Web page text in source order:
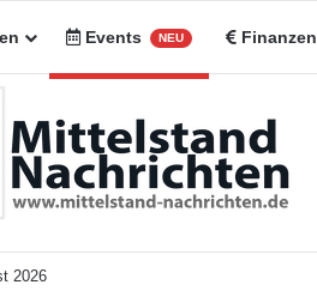
Events NEU Finanzen
2026